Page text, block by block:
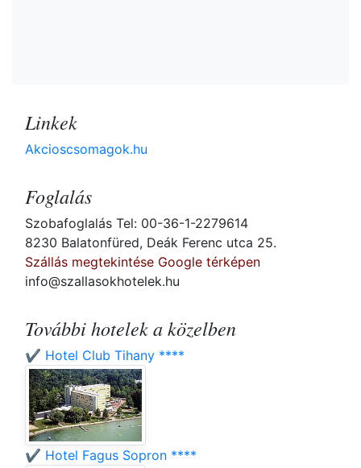
Linkek
Akcioscsomagok.hu
Foglalás
Szobafoglalás Tel: 00-36-1-2279614
8230 Balatonfüred, Deák Ferenc utca 25.
Szállás megtekintése Google térképen
info@szallasokhotelek.hu
További hotelek a közelben
✔️ Hotel Club Tihany ****
✔️ Hotel Fagus Sopron ****